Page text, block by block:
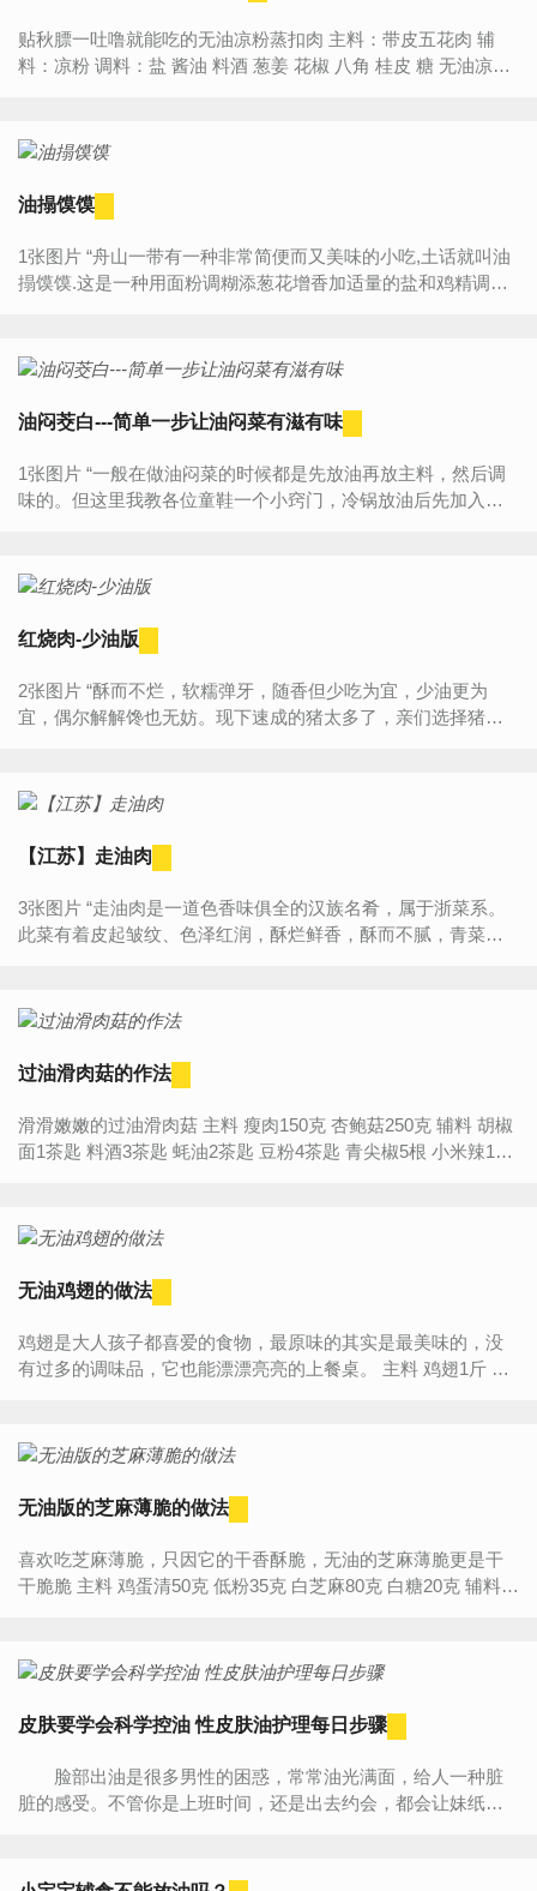
贴秋膘一吐噜就能吃的无油凉粉蒸扣肉 主料：带皮五花肉 辅
料：凉粉 调料：盐 酱油 料酒 葱姜 花椒 八角 桂皮 糖 无油凉粉
油搨馍馍
1张图片 “舟山一带有一种非常简便而又美味的小吃,土话就叫油
搨馍馍.这是一种用面粉调糊添葱花增香加适量的盐和鸡精调味
油闷茭白---简单一步让油闷菜有滋有味
1张图片 “一般在做油闷菜的时候都是先放油再放主料，然后调
味的。但这里我教各位童鞋一个小窍门，冷锅放油后先加入适
红烧肉-少油版
2张图片 “酥而不烂，软糯弹牙，随香但少吃为宜，少油更为
宜，偶尔解解馋也无妨。现下速成的猪太多了，亲们选择猪肉
【江苏】走油肉
3张图片 “走油肉是一道色香味俱全的汉族名肴，属于浙菜系。
此菜有着皮起皱纹、色泽红润，酥烂鲜香，酥而不腻，青菜爽
过油滑肉菇的作法
滑滑嫩嫩的过油滑肉菇 主料 瘦肉150克 杏鲍菇250克 辅料 胡椒
面1茶匙 料酒3茶匙 蚝油2茶匙 豆粉4茶匙 青尖椒5根 小米辣1根
无油鸡翅的做法
鸡翅是大人孩子都喜爱的食物，最原味的其实是最美味的，没
有过多的调味品，它也能漂漂亮亮的上餐桌。 主料 鸡翅1斤 盐1
无油版的芝麻薄脆的做法
喜欢吃芝麻薄脆，只因它的干香酥脆，无油的芝麻薄脆更是干
干脆脆 主料 鸡蛋清50克 低粉35克 白芝麻80克 白糖20克 辅料
皮肤要学会科学控油 性皮肤油护理每日步骤
脸部出油是很多男性的困惑，常常油光满面，给人一种脏
脏的感受。不管你是上班时间，还是出去约会，都会让妹纸们